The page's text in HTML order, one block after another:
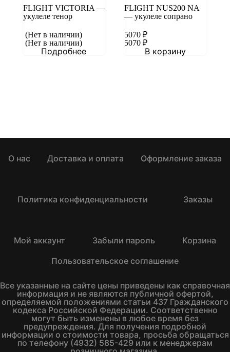
FLIGHT VICTORIA —
укулеле тенор
(Нет в наличии)
(Нет в наличии)
Подробнее
FLIGHT NUS200 NA
— укулеле сопрано
5070 ₽
5070 ₽
В корзину
О нас Доставка и оплата Оформление заказа
Политика конфиденциальности Заказы
Мой аккаунт Забыли пароль
Корзина
Пользовательское соглашение
Все указанные на сайте цены приведены как справочная
информация и не являются публичной офертой,
определяемой положениями статьи 437 Гражданского
кодекса Российской Федерации. Соответственно
могут быть изменены в любое время без
предупреждения. Для получения подробной
информации о стоимости товара, просьба обращаться
по телефону (4932) 585-429 или к менеджерам